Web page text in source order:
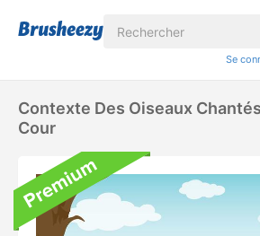
Se
Contexte Des Oiseaux
Cour